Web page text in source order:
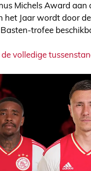
Michels Award
het Jaar wordt door
trofee
de volledige